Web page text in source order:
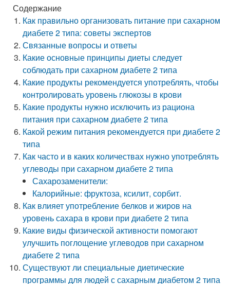
Содержание
Как правильно организовать питание при сахарном
диабете 2 типа: советы экспертов
Связанные вопросы и ответы
Какие основные принципы диеты следует
соблюдать при сахарном диабете 2 типа
Какие продукты рекомендуется употреблять, чтобы
контролировать уровень глюкозы в крови
Какие продукты нужно исключить из рациона
питания при сахарном диабете 2 типа
Какой режим питания рекомендуется при диабете 2
типа
Как часто и в каких количествах нужно употреблять
углеводы при сахарном диабете 2 типа
Сахарозаменители:
Калорийные: фруктоза, ксилит, сорбит.
Как влияет употребление белков и жиров на
уровень сахара в крови при диабете 2 типа
Какие виды физической активности помогают
улучшить поглощение углеводов при сахарном
диабете 2 типа
Существуют ли специальные диетические
программы для людей с сахарным диабетом 2 типа